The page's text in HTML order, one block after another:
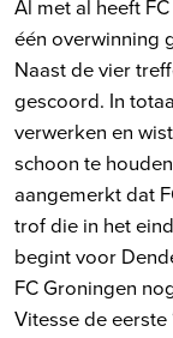
Al met al heeft
één overwinning
Naast de vier
gescoord. In
verwerken en
schoon te
aangemerkt dat
trof die in het
begint voor
FC Groningen
Vitesse de eerste